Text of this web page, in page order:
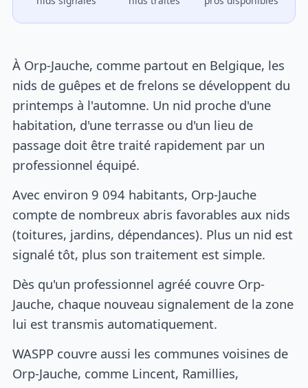
À Orp-Jauche, comme partout en Belgique, les
nids de guêpes et de frelons se développent du
printemps à l'automne. Un nid proche d'une
habitation, d'une terrasse ou d'un lieu de
passage doit être traité rapidement par un
professionnel équipé.
Avec environ 9 094 habitants, Orp-Jauche
compte de nombreux abris favorables aux nids
(toitures, jardins, dépendances). Plus un nid est
signalé tôt, plus son traitement est simple.
Dès qu'un professionnel agréé couvre Orp-
Jauche, chaque nouveau signalement de la zone
lui est transmis automatiquement.
WASPP couvre aussi les communes voisines de
Orp-Jauche, comme Lincent, Ramillies,